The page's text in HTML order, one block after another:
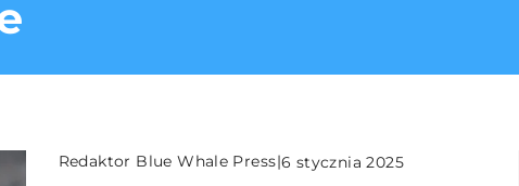
Redaktor Blue Whale Press|6 stycznia 2025